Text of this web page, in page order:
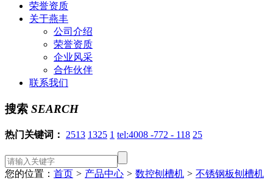
荣誉资质
关于燕丰
公司介绍
荣誉资质
企业风采
合作伙伴
联系我们
搜索 SEARCH
热门关键词： 2513 1325 1 tel:4008 -772 - 118 25
您的位置： 首页 > 产品中心 > 数控刨槽机 > 不锈钢板刨槽机